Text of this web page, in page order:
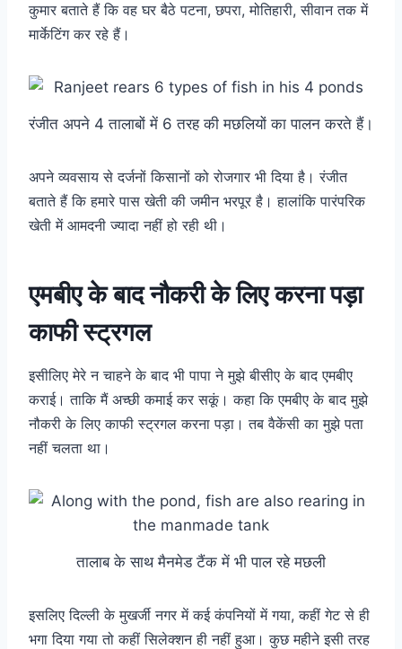
कुमार बताते हैं कि वह घर बैठे पटना, छपरा, मोतिहारी, सीवान तक में
मार्केटिंग कर रहे हैं।
रंजीत अपने 4 तालाबों में 6 तरह की मछलियों का पालन करते हैं।
अपने व्यवसाय से दर्जनों किसानों को रोजगार भी दिया है। रंजीत
बताते हैं कि हमारे पास खेती की जमीन भरपूर है। हालांकि पारंपरिक
खेती में आमदनी ज्यादा नहीं हो रही थी।
एमबीए के बाद नौकरी के लिए करना पड़ा
काफी स्ट्रगल
इसीलिए मेरे न चाहने के बाद भी पापा ने मुझे बीसीए के बाद एमबीए
कराई। ताकि मैं अच्छी कमाई कर सकूं।कहा कि एमबीए के बाद मुझे
नौकरी के लिए काफी स्ट्रगल करना पड़ा। तब वैकेंसी का मुझे पता
नहीं चलता था।
तालाब के साथ मैनमेड टैंक में भी पाल रहे मछली
इसलिए दिल्ली के मुखर्जी नगर में कई कंपनियों में गया, कहीं गेट से ही
भगा दिया गया तो कहीं सिलेक्शन ही नहीं हुआ। कुछ महीने इसी तरह